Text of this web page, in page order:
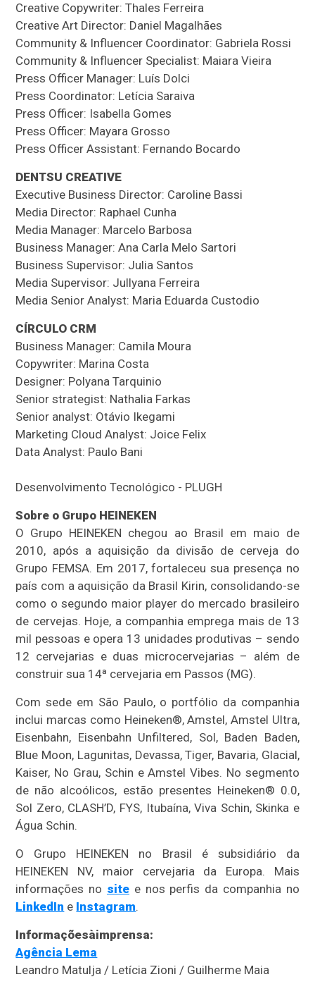
Creative Copywriter: Thales Ferreira
Creative Art Director: Daniel Magalhães
Community & Influencer Coordinator: Gabriela Rossi
Community & Influencer Specialist: Maiara Vieira
Press Officer Manager: Luís Dolci
Press Coordinator: Letícia Saraiva
Press Officer: Isabella Gomes
Press Officer: Mayara Grosso
Press Officer Assistant: Fernando Bocardo
DENTSU CREATIVE
Executive Business Director: Caroline Bassi
Media Director: Raphael Cunha
Media Manager: Marcelo Barbosa
Business Manager: Ana Carla Melo Sartori
Business Supervisor: Julia Santos
Media Supervisor: Jullyana Ferreira
Media Senior Analyst: Maria Eduarda Custodio
CÍRCULO CRM
Business Manager: Camila Moura
Copywriter: Marina Costa
Designer: Polyana Tarquinio
Senior strategist: Nathalia Farkas
Senior analyst: Otávio Ikegami
Marketing Cloud Analyst: Joice Felix
Data Analyst: Paulo Bani
Desenvolvimento Tecnológico - PLUGH
Sobre o Grupo HEINEKEN
O Grupo HEINEKEN chegou ao Brasil em maio de
2010, após a aquisição da divisão de cerveja do
Grupo FEMSA. Em 2017, fortaleceu sua presença no
país com a aquisição da Brasil Kirin, consolidando-se
como o segundo maior player do mercado brasileiro
de cervejas. Hoje, a companhia emprega mais de 13
mil pessoas e opera 13 unidades produtivas – sendo
12 cervejarias e duas microcervejarias – além de
construir sua 14ª cervejaria em Passos (MG).
Com sede em São Paulo, o portfólio da companhia
inclui marcas como Heineken®, Amstel, Amstel Ultra,
Eisenbahn, Eisenbahn Unfiltered, Sol, Baden Baden,
Blue Moon, Lagunitas, Devassa, Tiger, Bavaria, Glacial,
Kaiser, No Grau, Schin e Amstel Vibes. No segmento
de não alcoólicos, estão presentes Heineken® 0.0,
Sol Zero, CLASH’D, FYS, Itubaína, Viva Schin, Skinka e
Água Schin.
O Grupo HEINEKEN no Brasil é subsidiário da
HEINEKEN NV, maior cervejaria da Europa. Mais
informações no sitee nos perfis da companhia no
LinkedIn e Instagram.
Informaçõesàimprensa:
Agência Lema
Leandro Matulja / Letícia Zioni / Guilherme Maia